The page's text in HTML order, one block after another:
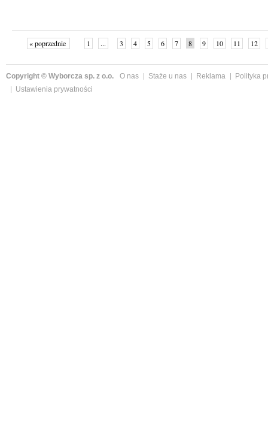
« poprzednie 1 ... 3 4 5 6 7 8 9 10 11 12
Copyright © Wyborcza sp. z o.o. O nas Staże u nas Reklama
Polityka
Ustawienia prywatności